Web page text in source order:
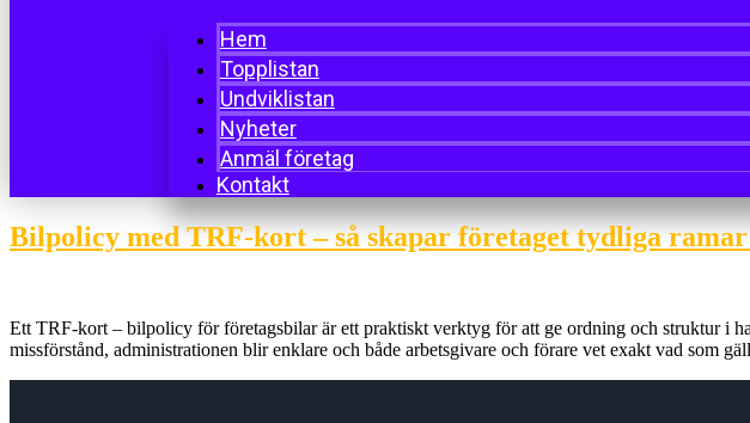
Hem
Topplistan
Undviklistan
Nyheter
Anmäl företag
Kontakt
Bilpolicy med TRF-kort – så skapar företaget tydliga
Ett TRF-kort – bilpolicy för företagsbilar är ett praktiskt verktyg för att ge ordning och struktur i
missförstånd, administrationen blir enklare och både arbetsgivare och förare vet exakt vad